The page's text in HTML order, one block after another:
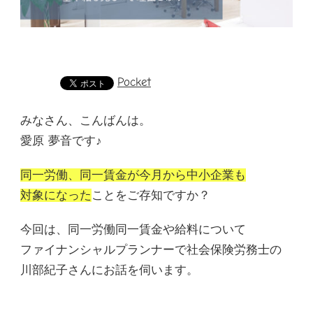
Pocket
みなさん、こんばんは。
愛原 夢音です♪
同一労働、同一賃金が今月から中小企業も
対象になった ことをご存知ですか？
今回は、同一労働同一賃金や給料について
ファイナンシャルプランナーで社会保険労務士の
川部紀子さんにお話を伺います。